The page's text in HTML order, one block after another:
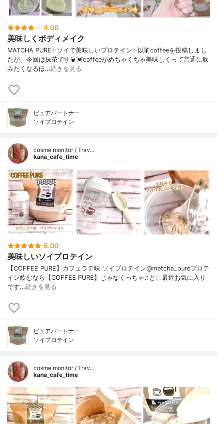
4.00
美味しくボディメイク
MATCHA PURE✨ソイで美味しいプロテイン✨以前coffeeを投稿しまし
たが、今回は抹茶です🍵💓coffeeがめちゃくちゃ美味しくって普通に飲
みたくなるほ…続きを見る
ピュアパートナー
ソイプロテイン
cosme monitor / Trav…
kana_cafe_time
5.00
美味しいソイプロテイン
【COFFEE PURE】カフェラテ味 ソイプロテイン@matcha_pureプロテ
イン飲むなら【COFFEE PURE】じゃなくっちゃ♫と、最近お気に入り
です…続きを見る
ピュアパートナー
ソイプロテイン
cosme monitor / Trav…
kana_cafe_time